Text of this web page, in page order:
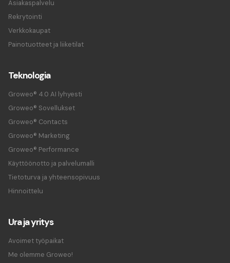
Asiakaspalvelu
Rekrytointi
Verkkokaupat
Painotuotteet ja liiketilat
Teknologia
Groweo® 4.0 AI lyhyesti
Groweo® Sovellukset
Groweo® Contacts
Groweo® Marketing
Groweo® Performance
Käyttöönotto ja palvelumalli
Tietoturva ja yhteensopivuus
Hinnoittelu
Ura ja yritys
Avoimet työpaikat
Me olemme Groweo!